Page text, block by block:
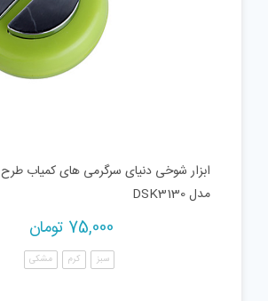
ابزار شوخی دنیای سرگرمی های کمیاب
مدل DSK3130
75,000 تومان
سبز کرم مشکی